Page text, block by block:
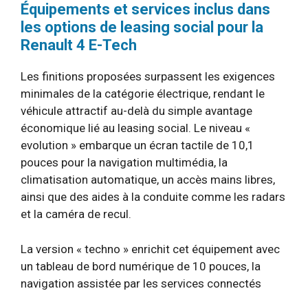
Équipements et services inclus dans
les options de leasing social pour la
Renault 4 E-Tech
Les finitions proposées surpassent les exigences
minimales de la catégorie électrique, rendant le
véhicule attractif au-delà du simple avantage
économique lié au leasing social. Le niveau «
evolution » embarque un écran tactile de 10,1
pouces pour la navigation multimédia, la
climatisation automatique, un accès mains libres,
ainsi que des aides à la conduite comme les radars
et la caméra de recul.
La version « techno » enrichit cet équipement avec
un tableau de bord numérique de 10 pouces, la
navigation assistée par les services connectés